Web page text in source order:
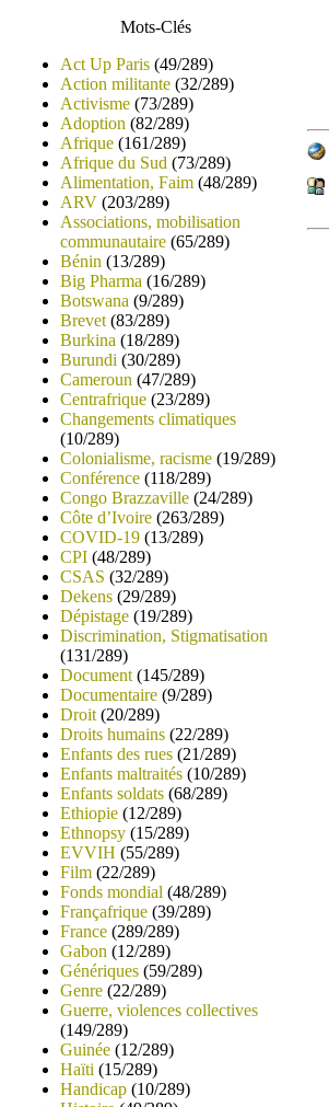
Mots-Clés
Act Up Paris (49/289)
Action militante (32/289)
Activisme (73/289)
Adoption (82/289)
Afrique (161/289)
Afrique du Sud (73/289)
Alimentation, Faim (48/289)
ARV (203/289)
Associations, mobilisation
communautaire (65/289)
Bénin (13/289)
Big Pharma (16/289)
Botswana (9/289)
Brevet (83/289)
Burkina (18/289)
Burundi (30/289)
Cameroun (47/289)
Centrafrique (23/289)
Changements climatiques
(10/289)
Colonialisme, racisme (19/289)
Conférence (118/289)
Congo Brazzaville (24/289)
Côte d’Ivoire (263/289)
COVID-19 (13/289)
CPI (48/289)
CSAS (32/289)
Dekens (29/289)
Dépistage (19/289)
Discrimination, Stigmatisation
(131/289)
Document (145/289)
Documentaire (9/289)
Droit (20/289)
Droits humains (22/289)
Enfants des rues (21/289)
Enfants maltraités (10/289)
Enfants soldats (68/289)
Ethiopie (12/289)
Ethnopsy (15/289)
EVVIH (55/289)
Film (22/289)
Fonds mondial (48/289)
Françafrique (39/289)
France (289/289)
Gabon (12/289)
Génériques (59/289)
Genre (22/289)
Guerre, violences collectives
(149/289)
Guinée (12/289)
Haïti (15/289)
Handicap (10/289)